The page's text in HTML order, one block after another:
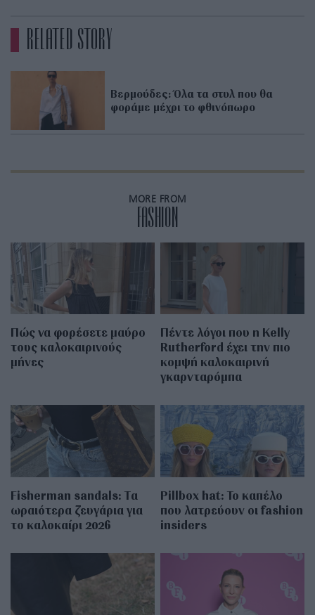
RELATED STORY
Βερμούδες: Όλα τα στυλ που θα
φοράμε μέχρι το φθινόπωρο
MORE FROM
FASHION
Πώς να φορέσετε μαύρο
τους καλοκαιρινούς
μήνες
Πέντε λόγοι που η Kelly
Rutherford έχει την πιο
κομψή καλοκαιρινή
γκαρνταρόμπα
Fisherman sandals: Tα
ωραιότερα ζευγάρια για
το καλοκαίρι 2026
Pillbox hat: Το καπέλο
που λατρεύουν οι fashion
insiders